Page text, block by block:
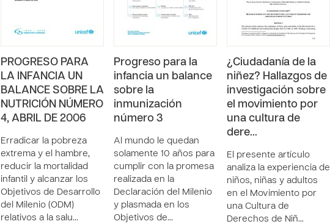
PROGRESO PARA
LA INFANCIA UN
BALANCE SOBRE LA
NUTRICIÓN NÚMERO
4, ABRIL DE 2006
Erradicar la pobreza
extrema y el hambre,
reducir la mortalidad
infantil y alcanzar los
Objetivos de Desarrollo
del Milenio (ODM)
relativos a la salu…
Progreso para la
infancia un balance
sobre la
inmunización
número 3
Al mundo le quedan
solamente 10 años para
cumplir con la promesa
realizada en la
Declaración del Milenio
y plasmada en los
Objetivos de…
¿Ciudadanía de la
niñez? Hallazgos de
investigación sobre
el movimiento por
una cultura de
dere…
El presente artículo
analiza la experiencia de
niños, niñas y adultos
en el Movimiento por
una Cultura de
Derechos de Niñ…